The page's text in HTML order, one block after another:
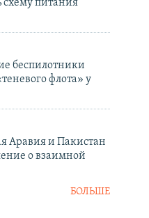
схему питания
беспилотники
флота» у
Аравия и Пакистан
о взаимной
БОЛЬШЕ